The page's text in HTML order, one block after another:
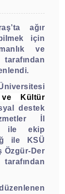
ağır
için
ve
Kültür
destek
İl
ile ekip
ile KSÜ
Özgür-Der
tarafından